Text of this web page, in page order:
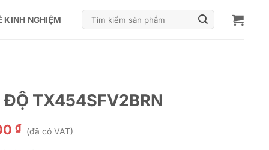
KINH NGHIỆM
kiếm:
ĐỘ TX454SFV2BRN
₫ (đã có VAT)